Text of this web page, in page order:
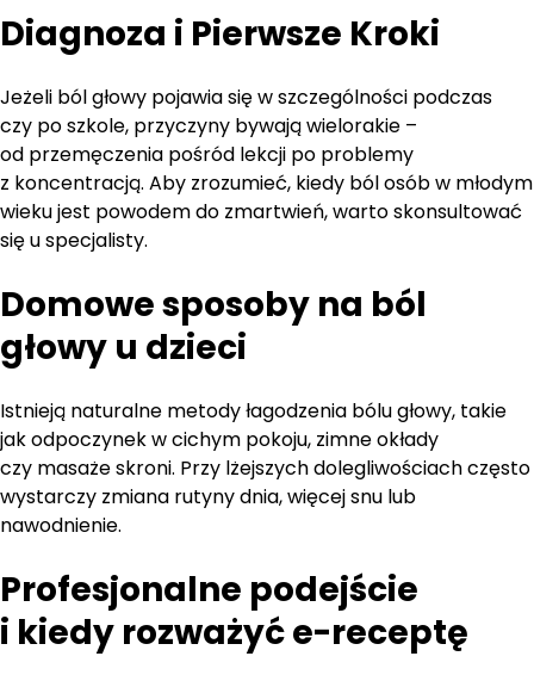
Diagnoza i Pierwsze Kroki
Jeżeli ból głowy pojawia się w szczególności podczas
czy po szkole, przyczyny bywają wielorakie –
od przemęczenia pośród lekcji po problemy
z koncentracją. Aby zrozumieć, kiedy ból osób w młodym
wieku jest powodem do zmartwień, warto skonsultować
się u specjalisty.
Domowe sposoby na ból
głowy u dzieci
Istnieją naturalne metody łagodzenia bólu głowy, takie
jak odpoczynek w cichym pokoju, zimne okłady
czy masaże skroni. Przy lżejszych dolegliwościach często
wystarczy zmiana rutyny dnia, więcej snu lub
nawodnienie.
Profesjonalne podejście
i kiedy rozważyć e-receptę